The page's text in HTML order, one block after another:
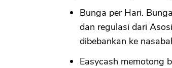
Bunga per Hari.
dan regulasi dari
dibebankan ke
Easycash memotong